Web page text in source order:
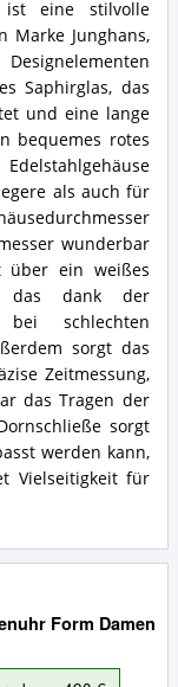
ist eine stilvolle
Marke Junghans,
Saphirglas, das
und eine lange
bequemes rotes
als auch für
wunderbar
über ein weißes
das dank der
schlechten
sorgt das
Zeitmessung,
das Tragen der
sorgt
werden kann,
Vielseitigkeit für
Form Damen